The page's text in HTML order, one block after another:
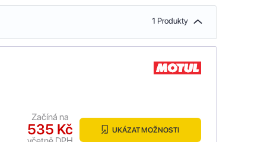
1 Produkty
535 Kč
Začíná na
UKÁZAT MOŽNOSTI